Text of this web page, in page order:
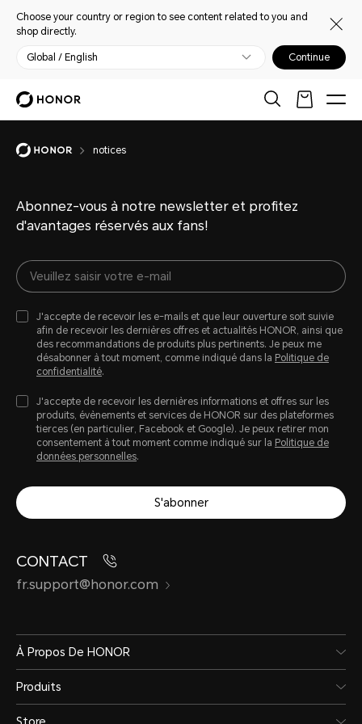
Choose your country or region to see content related to you and
shop directly.
Global / English Continue
notices
Abonnez-vous à notre newsletter et profitez
d'avantages réservés aux fans!
J'accepte de recevoir les e-mails et que leur ouverture soit suivie
afin de recevoir les dernières offres et actualités HONOR, ainsi que
des recommandations de produits plus pertinents. Je peux me
désabonner à tout moment, comme indiqué dans la Politique de
confidentialité.
J'accepte de recevoir les dernières informations et offres sur les
produits, évènements et services de HONOR sur des plateformes
tierces (en particulier, Facebook et Google). Je peux retirer mon
consentement à tout moment comme indiqué sur la Politique de
données personnelles.
S'abonner
CONTACT
fr.support@honor.com
À Propos De HONOR
Produits